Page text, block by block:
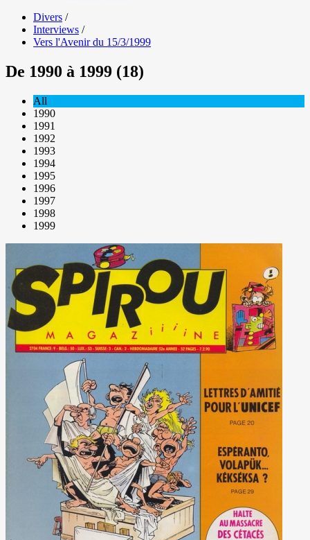
Divers /
Interviews /
Vers l'Avenir du 15/3/1999
De 1990 à 1999 (18)
All
1990
1991
1992
1993
1994
1995
1996
1997
1998
1999